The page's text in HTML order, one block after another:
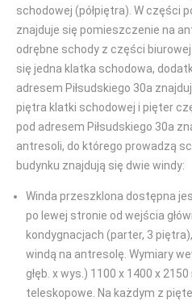
schodowej (półpiętra). W części
znajduje się pomieszczenie na
odrębne schody z części
się jedna klatka schodowa,
adresem Piłsudskiego 30a
piętra klatki schodowej i pięter
pod adresem Piłsudskiego 30a
antresoli, do którego prowadzą
budynku znajdują się dwie windy:
Winda przeszklona dostępna
po lewej stronie od wejścia
kondygnacjach (parter, 3
windą na antresolę. Wymiary
głęb. x wys.) 1100 x 1400 x
teleskopowe. Na każdym z